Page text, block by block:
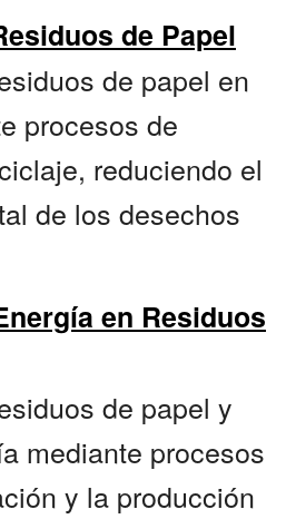
de Papel
de papel en
procesos de
reduciendo el
de los desechos
en Residuos
de papel y
mediante procesos
y la producción